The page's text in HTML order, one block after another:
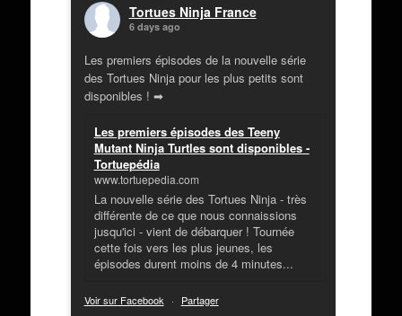
Tortues Ninja France
6 days ago
Les premiers épisodes de la nouvelle série
des Tortues Ninja pour les plus petits sont
disponibles ! ➡
Les premiers épisodes des Teeny
Mutant Ninja Turtles sont disponibles -
Tortuepédia
www.tortuepedia.com
La nouvelle série des Tortues Ninja - très
différente de ce que nous connaissions
jusqu'ici - vient de débarquer ! Tournée
cette fois vers les plus jeunes, les
épisodes durent moins de 4 minutes...
Voir sur Facebook · Partager